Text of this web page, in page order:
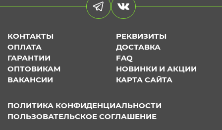
КОНТАКТЫ
РЕКВИЗИТЫ
ОПЛАТА
ДОСТАВКА
ГАРАНТИИ
FAQ
ОПТОВИКАМ
НОВИНКИ И АКЦИИ
ВАКАНСИИ
КАРТА САЙТА
ПОЛИТИКА КОНФИДЕНЦИАЛЬНОСТИ
ПОЛЬЗОВАТЕЛЬСКОЕ СОГЛАШЕНИЕ